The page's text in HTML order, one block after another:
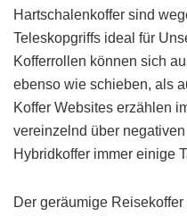
Hartschalenkoffer sind
Teleskopgriffs ideal für
Kofferrollen können sich
ebenso wie schieben, als
Koffer Websites erzählen
vereinzelnd über
Hybridkoffer immer einige
Der geräumige